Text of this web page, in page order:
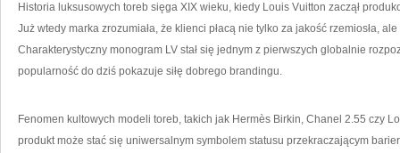
Historia luksusowych toreb sięga XIX wieku, kiedy Louis Vuitton zaczął
Już wtedy marka zrozumiała, że klienci płacą nie tylko za jakość rzemiosła,
Charakterystyczny monogram LV stał się jednym z pierwszych globalnie
popularność do dziś pokazuje siłę dobrego brandingu.
Fenomen kultowych modeli toreb, takich jak Hermès Birkin, Chanel 2.55 czy
produkt może stać się uniwersalnym symbolem statusu przekraczającym